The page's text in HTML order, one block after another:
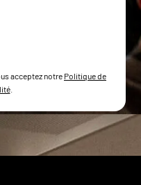
acceptez notre Politique de
.